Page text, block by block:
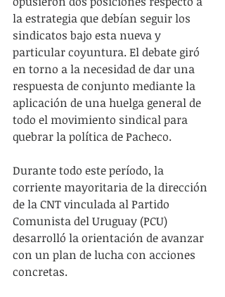
la estrategia que debían seguir los
sindicatos bajo esta nueva y
particular coyuntura. El debate giró
en torno a la necesidad de dar una
respuesta de conjunto mediante la
aplicación de una huelga general de
todo el movimiento sindical para
quebrar la política de Pacheco.
Durante todo este período, la
corriente mayoritaria de la dirección
de la CNT vinculada al Partido
Comunista del Uruguay (PCU)
desarrolló la orientación de avanzar
con un plan de lucha con acciones
concretas.